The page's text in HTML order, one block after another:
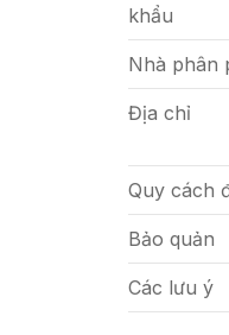
khẩu
Nhà phân
Địa chỉ
Quy cách
Bảo quản
Các lưu ý